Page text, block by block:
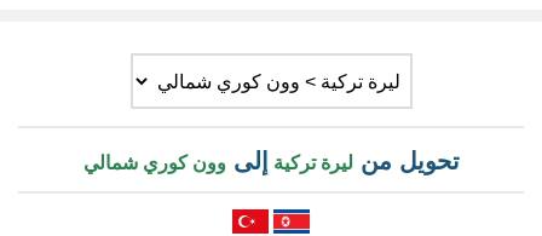
تحويل من ليرة تركية إلىوون كوري شمالي